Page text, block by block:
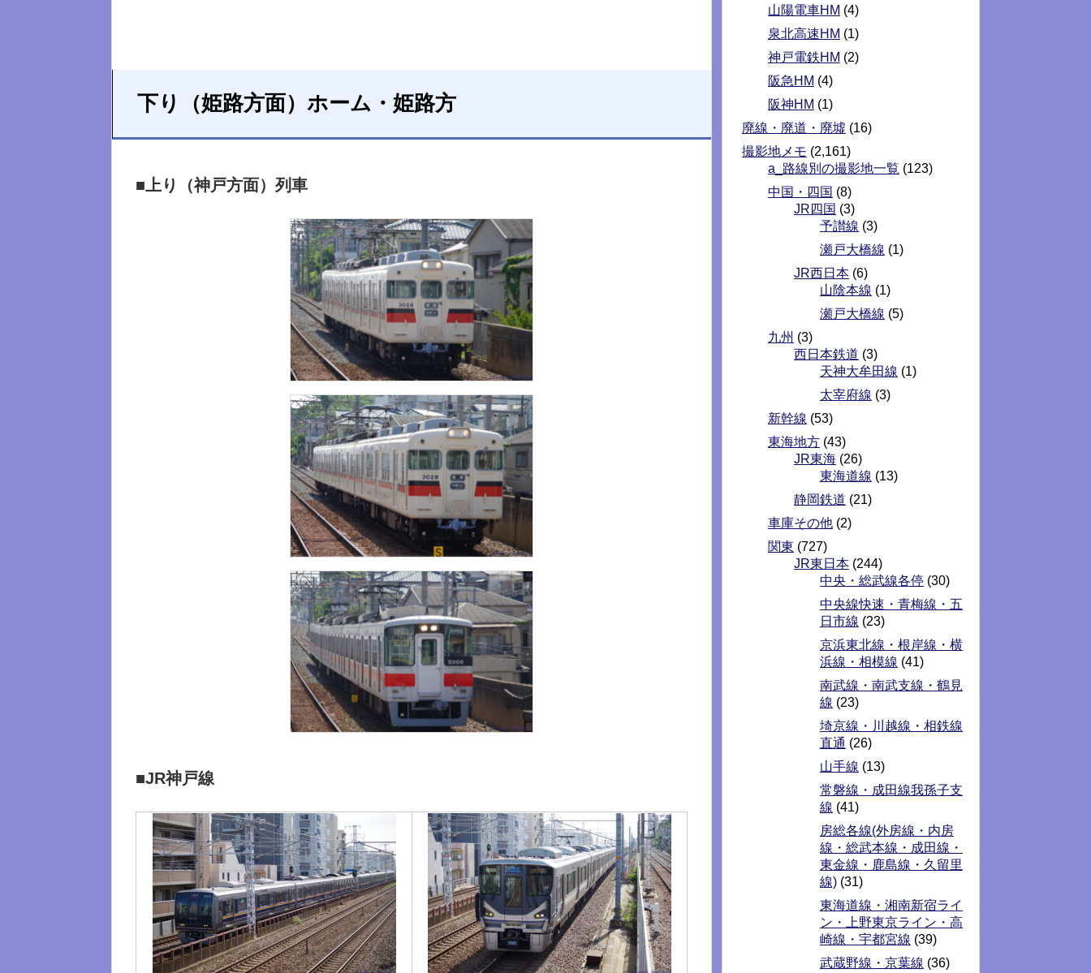
下り（姫路方面）ホーム・姫路方
■上り（神戸方面）列車
■JR神戸線
山陽電車HM (4)
泉北高速HM (1)
神戸電鉄HM (2)
阪急HM (4)
阪神HM (1)
廃線・廃道・廃墟 (16)
撮影地メモ (2,161)
a_路線別の撮影地一覧 (123)
中国・四国 (8)
JR四国 (3)
予讃線 (3)
瀬戸大橋線 (1)
JR西日本 (6)
山陰本線 (1)
瀬戸大橋線 (5)
九州 (3)
西日本鉄道 (3)
天神大牟田線 (1)
太宰府線 (3)
新幹線 (53)
東海地方 (43)
JR東海 (26)
東海道線 (13)
静岡鉄道 (21)
車庫その他 (2)
関東 (727)
JR東日本 (244)
中央・総武線各停 (30)
中央線快速・青梅線・五
日市線 (23)
京浜東北線・根岸線・横
浜線・相模線 (41)
南武線・南武支線・鶴見
線 (23)
埼京線・川越線・相鉄線
直通 (26)
山手線 (13)
常磐線・成田線我孫子支
線 (41)
房総各線(外房線・内房
線・総武本線・成田線・
東金線・鹿島線・久留里
線) (31)
東海道線・湘南新宿ライ
ン・上野東京ライン・高
崎線・宇都宮線 (39)
武蔵野線・京葉線 (36)